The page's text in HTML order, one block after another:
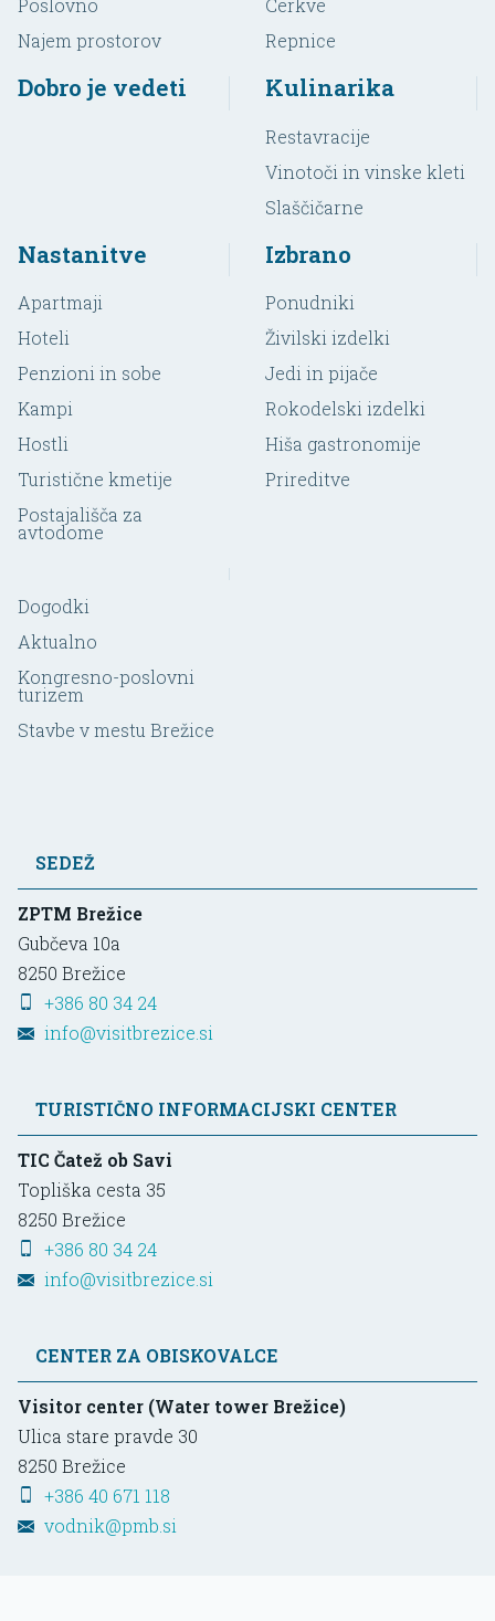
Poslovno
Najem prostorov
Cerkve
Repnice
Dobro je vedeti Kulinarika
Restavracije
Vinotoči in vinske kleti
Slaščičarne
Nastanitve
Apartmaji
Hoteli
Penzioni in sobe
Kampi
Hostli
Turistične kmetije
Postajališča za
avtodome
Izbrano
Ponudniki
Živilski izdelki
Jedi in pijače
Rokodelski izdelki
Hiša gastronomije
Prireditve
Dogodki
Aktualno
Kongresno-poslovni
turizem
Stavbe v mestu Brežice
SEDEŽ
ZPTM Brežice
Gubčeva 10a
8250 Brežice
+386 80 34 24
info@visitbrezice.si
TURISTIČNO INFORMACIJSKI CENTER
TIC Čatež ob Savi
Topliška cesta 35
8250 Brežice
+386 80 34 24
info@visitbrezice.si
CENTER ZA OBISKOVALCE
Visitor center (Water tower Brežice)
Ulica stare pravde 30
8250 Brežice
+386 40 671 118
vodnik@pmb.si